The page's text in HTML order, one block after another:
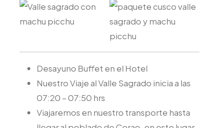
Desayuno Buffet en el Hotel
Nuestro Viaje al Valle Sagrado inicia a las
07:20 – 07:50 hrs
Viajaremos en nuestro transporte hasta